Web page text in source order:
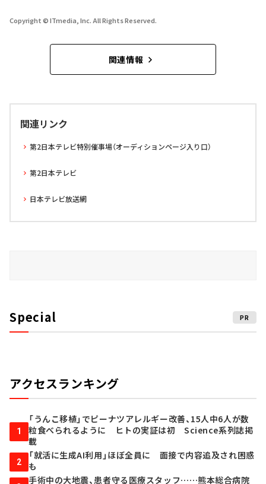
Copyright © ITmedia, Inc. All Rights Reserved.
関連情報
関連リンク
第2日本テレビ特別催事場（オーディションページ入り口）
第2日本テレビ
日本テレビ放送網
Special PR
アクセスランキング
1
「うんこ移植」でピーナツアレルギー改善、15人中6人が数
粒食べられるように ヒトの実証は初 Science系列誌掲
載
2
「就活に生成AI利用」ほぼ全員に 面接で内容追及され困惑
も
手術中の大地震、患者守る医療スタッフ……熊本総合病院